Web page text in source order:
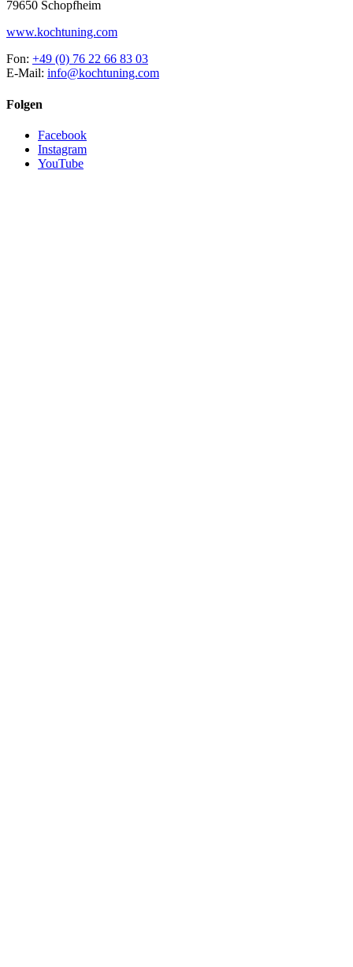
79650 Schopfheim
www.kochtuning.com
Fon: +49 (0) 76 22 66 83 03
E-Mail: info@kochtuning.com
Folgen
Facebook
Instagram
YouTube